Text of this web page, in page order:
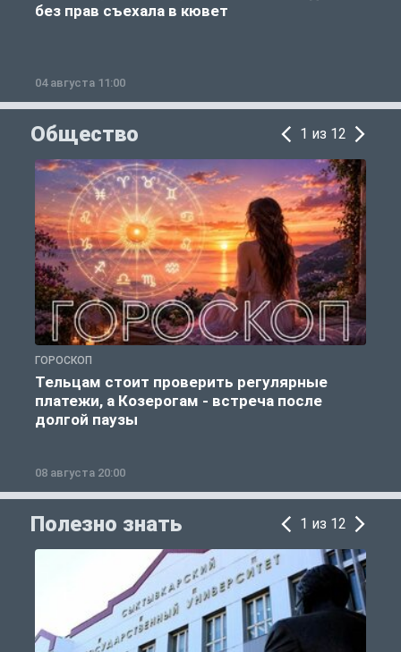
без прав съехала в кювет
04 августа 11:00
Общество 1 из 12
ГОРОСКОП
Тельцам стоит проверить регулярные
платежи, а Козерогам - встреча после
долгой паузы
08 августа 20:00
Полезно знать 1 из 12